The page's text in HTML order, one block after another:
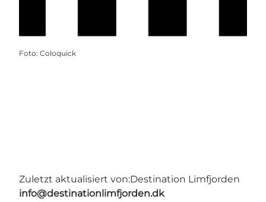
Foto: Coloquick
Zuletzt aktualisiert von:Destination Limfjorden
info@destinationlimfjorden.dk